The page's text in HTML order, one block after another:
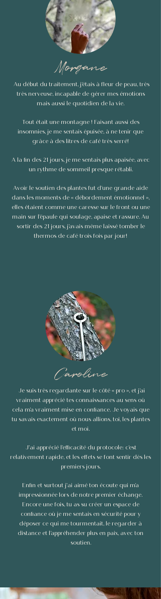
Morgane
Au début du traitement, j’étais à fleur de peau, très
très nerveuse, incapable de gérer mes émotions
mais aussi le quotidien de la vie.
Tout était une montagne ! Faisant aussi des
insomnies, je me sentais épuisée, à ne tenir que
grâce à des litres de café très serré!
A la fin des 21 jours, je me sentais plus apaisée, avec
un rythme de sommeil presque rétabli.
Avoir le soutien des plantes fut d’une grande aide
dans les moments de « débordement émotionnel »,
elles étaient comme une caresse sur le front ou une
main sur l’épaule qui soulage, apaise et rassure. Au
sortir des 21 jours, j’avais même laissé tomber le
thermos de café trois fois par jour!
Caroline
Je suis très regardante sur le côté « pro », et j’ai
vraiment apprécié tes connaissances au sens où
cela m’a vraiment mise en confiance. Je voyais que
tu savais exactement où nous allions, toi, les plantes
et moi.
J'ai apprécié l’efficacité du protocole: c’est
relativement rapide, et les effets se font sentir dès les
premiers jours.
Enfin et surtout j'ai aimé ton écoute qui m’a
impressionnée lors de notre premier échange.
Encore une fois, tu as su créer un espace de
confiance où je me sentais en sécurité pour y
déposer ce qui me tourmentait, le regarder à
distance et l’appréhender plus en paix, avec ton
soutien.